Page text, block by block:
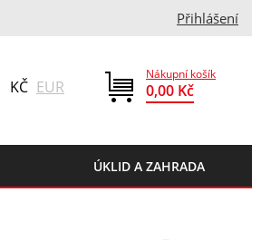
Přihlášení
Nákupní košík
0,00 Kč
KČ EUR
ÚKLID A ZAHRADA